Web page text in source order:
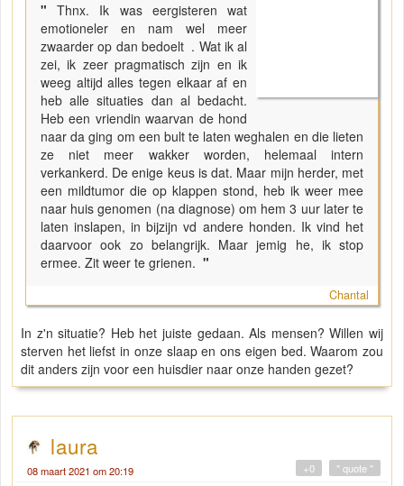
"Thnx. Ik was eergisteren wat
emotioneler en nam wel meer
zwaarder op dan bedoelt . Wat ik al
zei, ik zeer pragmatisch zijn en ik
weeg altijd alles tegen elkaar af en
heb alle situaties dan al bedacht.
Heb een vriendin waarvan de hond
naar da ging om een bult te laten weghalen en die lieten
ze niet meer wakker worden, helemaal intern
verkankerd. De enige keus is dat. Maar mijn herder, met
een mildtumor die op klappen stond, heb ik weer mee
naar huis genomen (na diagnose) om hem 3 uur later te
laten inslapen, in bijzijn vd andere honden. Ik vind het
daarvoor ook zo belangrijk. Maar jemig he, ik stop
ermee. Zit weer te grienen. "
Chantal
In z'n situatie? Heb het juiste gedaan. Als mensen? Willen wij
sterven het liefst in onze slaap en ons eigen bed. Waarom zou
dit anders zijn voor een huisdier naar onze handen gezet?
laura
08 maart 2021 om 20:19 " quote "
+0